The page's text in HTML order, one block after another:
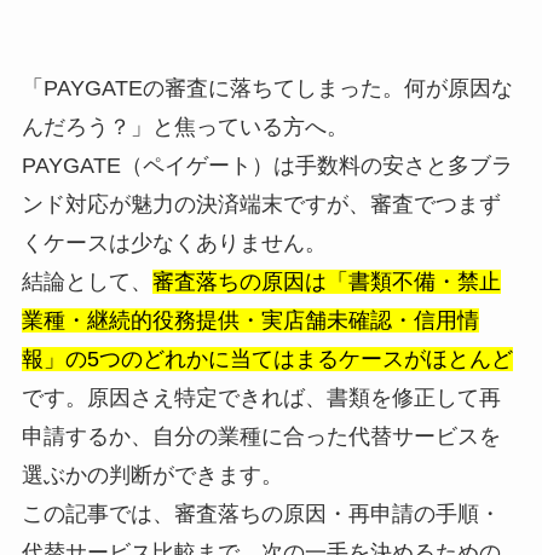
「PAYGATEの審査に落ちてしまった。何が原因な
んだろう？」と焦っている方へ。
PAYGATE（ペイゲート）は手数料の安さと多ブラ
ンド対応が魅力の決済端末ですが、審査でつまず
くケースは少なくありません。
結論として、 審査落ちの原因は「書類不備・禁止
業種・継続的役務提供・実店舗未確認・信用情
報」の5つのどれかに当てはまるケースがほとんど
です。原因さえ特定できれば、書類を修正して再
申請するか、自分の業種に合った代替サービスを
選ぶかの判断ができます。
この記事では、審査落ちの原因・再申請の手順・